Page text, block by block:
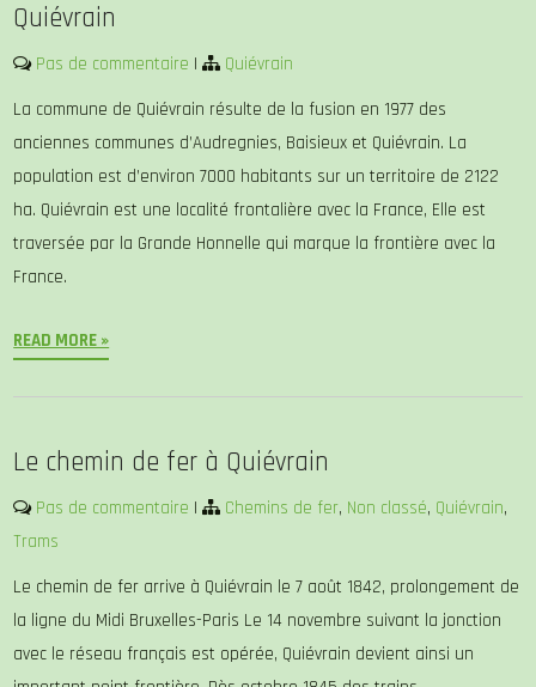
Quiévrain
Pas de commentaire |
Quiévrain
La commune de Quiévrain résulte de la fusion en 1977 des
anciennes communes d’Audregnies, Baisieux et Quiévrain. La
population est d’environ 7000 habitants sur un territoire de 2122
ha. Quiévrain est une localité frontalière avec la France, Elle est
traversée par la Grande Honnelle qui marque la frontière avec la
France.
READ MORE »
Le chemin de fer à Quiévrain
Pas de commentaire | Chemins de fer, Non classé, Quiévrain,
Trams
Le chemin de fer arrive à Quiévrain le 7 août 1842, prolongement de
la ligne du Midi Bruxelles-Paris Le 14 novembre suivant la jonction
avec le réseau français est opérée, Quiévrain devient ainsi un